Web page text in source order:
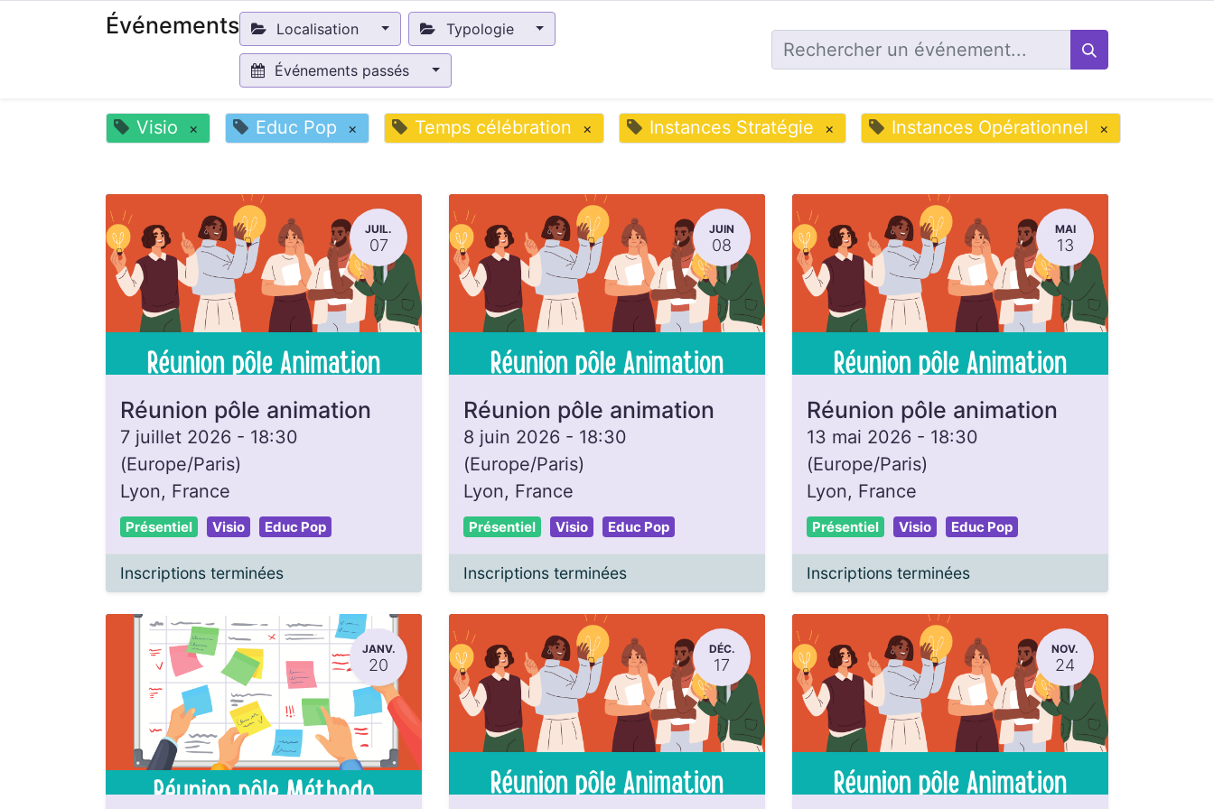
Événements Localisation Typologie
Événements passés
Visio × Educ Pop × Temps célébration × Instances Stratégie × Instances Opérationnel ×
JUIL.
07
Réunion pôle animation
7 juillet 2026 - 18:30
(Europe/Paris)
Lyon, France
Présentiel Visio Educ Pop
Inscriptions terminées
JUIN
08
Réunion pôle animation
8 juin 2026 - 18:30
(Europe/Paris)
Lyon, France
Présentiel Visio Educ Pop
Inscriptions terminées
MAI
13
Réunion pôle animation
13 mai 2026 - 18:30
(Europe/Paris)
Lyon, France
Présentiel Visio Educ Pop
Inscriptions terminées
JANV.
20
DÉC.
17
NOV.
24